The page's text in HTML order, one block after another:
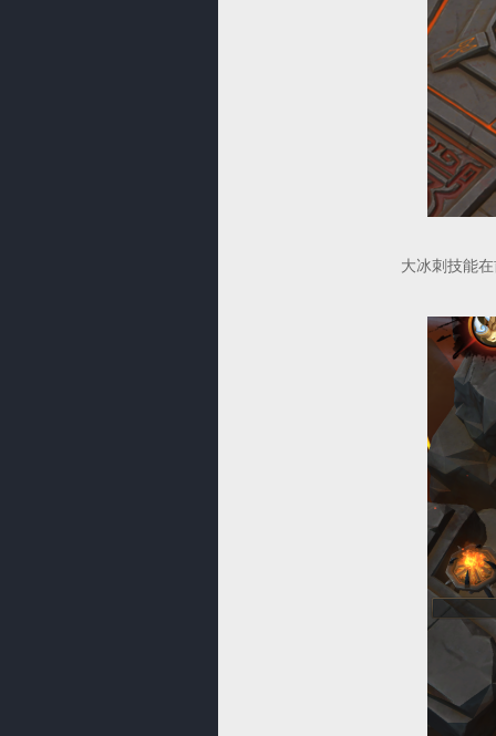
大冰刺技能